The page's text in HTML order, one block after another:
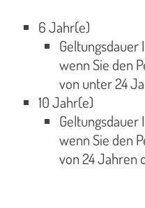
6 Jahr(e)
Geltungsdauer
wenn Sie den
von unter 24
10 Jahr(e)
Geltungsdauer
wenn Sie den
von 24 Jahren